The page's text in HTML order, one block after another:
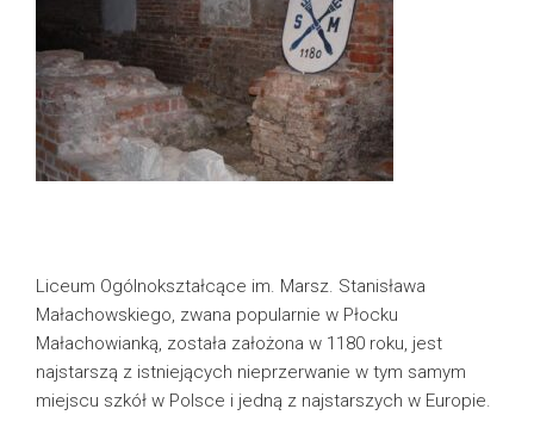
Liceum Ogólnokształcące im. Marsz. Stanisława
Małachowskiego, zwana popularnie w Płocku
Małachowianką, została założona w 1180 roku, jest
najstarszą z istniejących nieprzerwanie w tym samym
miejscu szkół w Polsce i jedną z najstarszych w Europie.